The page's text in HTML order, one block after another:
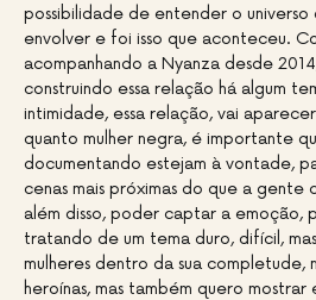
possibilidade de entender o universo
envolver e foi isso que aconteceu.
acompanhando a Nyanza desde
construindo essa relação há algum
intimidade, essa relação, vai
quanto mulher negra, é importante
documentando estejam à vontade,
cenas mais próximas do que a gente
além disso, poder captar a emoção,
tratando de um tema duro, difícil,
mulheres dentro da sua completude,
heroínas, mas também quero mostrar